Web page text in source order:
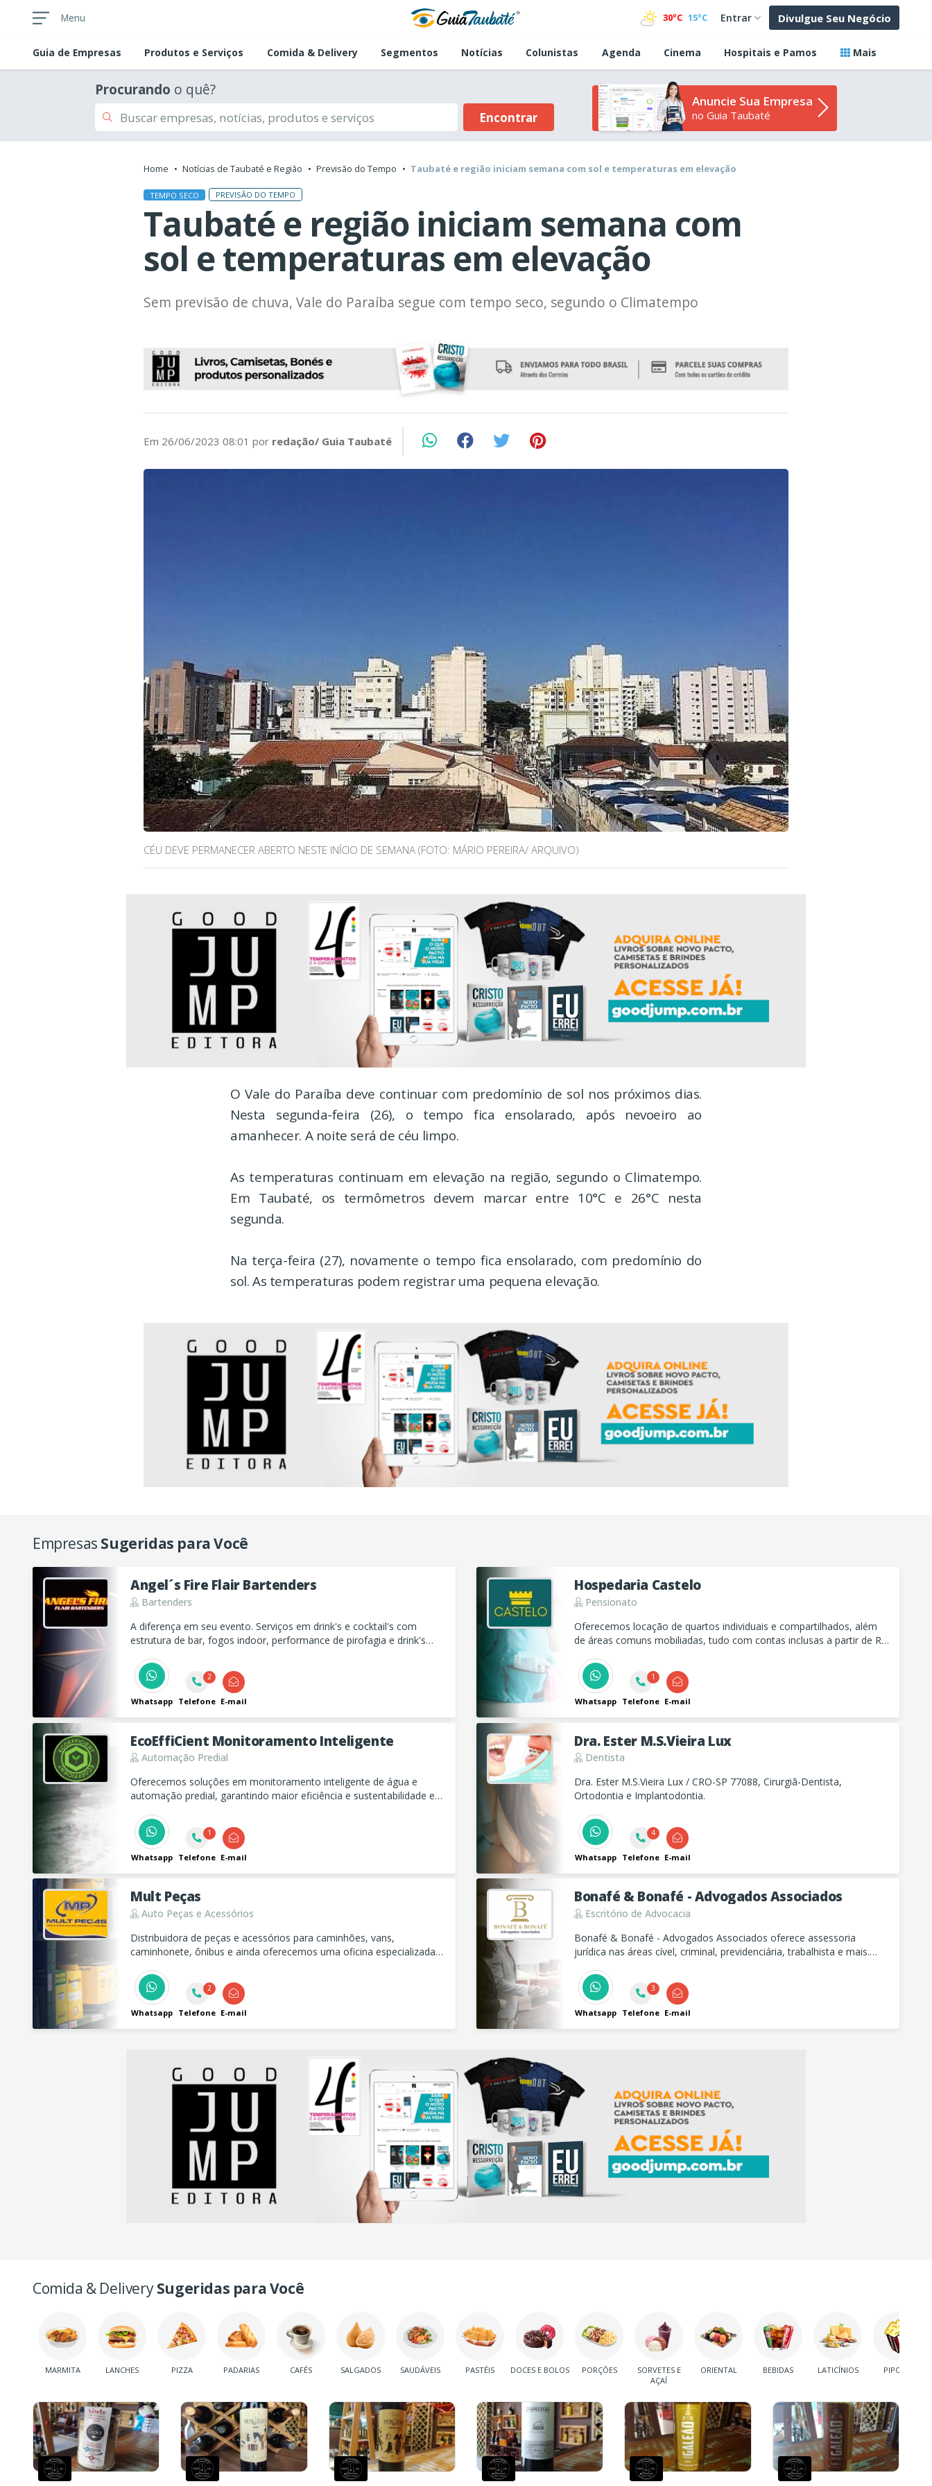
Menu 30ºC 15ºC Entrar Divulgue Seu Negócio
Guia de Empresas Produtos e Serviços Comida & Delivery Segmentos Notícias Colunistas Agenda Cinema Hospitais e Pamos Mais
Procurando o quê?
Encontrar
Anuncie Sua Empresa
no Guia Taubaté
Home Notícias de Taubaté e Região Previsão do Tempo Taubaté e região iniciam semana com sol e temperaturas em elevação
TEMPO SECO PREVISÃO DO TEMPO
Taubaté e região iniciam semana com
sol e temperaturas em elevação
Sem previsão de chuva, Vale do Paraíba segue com tempo seco, segundo o Climatempo
Em 26/06/2023 08:01 por redação/ Guia Taubaté
CÉU DEVE PERMANECER ABERTO NESTE INÍCIO DE SEMANA (FOTO: MÁRIO PEREIRA/ ARQUIVO)
O Vale do Paraíba deve continuar com predomínio de sol nos próximos dias.
Nesta segunda-feira (26), o tempo fica ensolarado, após nevoeiro ao
amanhecer. A noite será de céu limpo.
As temperaturas continuam em elevação na região, segundo o Climatempo.
Em Taubaté, os termômetros devem marcar entre 10°C e 26°C nesta
segunda.
Na terça-feira (27), novamente o tempo fica ensolarado, com predomínio do
sol. As temperaturas podem registrar uma pequena elevação.
Empresas Sugeridas para Você
Angel´s Fire Flair Bartenders
Bartenders
A diferença em seu evento. Serviços em drink's e cocktail's com
estrutura de bar, fogos indoor, performance de pirofagia e drink's
Whatsapp
2
Telefone E-mail
Hospedaria Castelo
Pensionato
Oferecemos locação de quartos individuais e compartilhados, além
de áreas comuns mobiliadas, tudo com contas inclusas a partir de R$
Whatsapp
1
Telefone E-mail
EcoEffiCient Monitoramento Inteligente
Automação Predial
Oferecemos soluções em monitoramento inteligente de água e
automação predial, garantindo maior eficiência e sustentabilidade em
gestão de recursos hídricos.
Whatsapp
1
Telefone E-mail
Dra. Ester M.S.Vieira Lux
Dentista
Dra. Ester M.S.Vieira Lux / CRO-SP 77088, Cirurgiã-Dentista,
Ortodontia e Implantodontia.
Whatsapp
4
Telefone E-mail
Mult Peças
Auto Peças e Acessórios
Distribuidora de peças e acessórios para caminhões, vans,
caminhonete, ônibus e ainda oferecemos uma oficina especializada
Whatsapp
2
Telefone E-mail
Bonafé & Bonafé - Advogados Associados
Escritório de Advocacia
Bonafé & Bonafé - Advogados Associados oferece assessoria
jurídica nas áreas cível, criminal, previdenciária, trabalhista e mais.
Whatsapp
3
Telefone E-mail
Comida & DeliverySugeridas para Você
MARMITA LANCHES PIZZA PADARIAS CAFÉS SALGADOS SAUDÁVEIS PASTÉIS DOCES E BOLOS PORÇÕES
SORVETES E
AÇAÍ
ORIENTAL BEBIDAS LATICÍNIOS PIPOCA